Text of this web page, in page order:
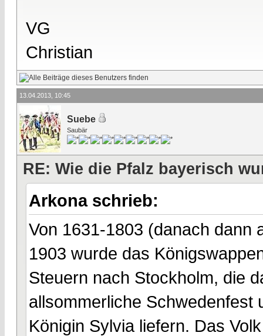
VG
Christian
13.04.2013, 10:45
Suebe
Saubär
RE: Wie die Pfalz bayerisch
Arkona schrieb:
Von 1631-1803 (danach dann
1903 wurde das
Steuern nach Stockholm, die
allsommerliche Schwedenfest
Königin Sylvia liefern. Das